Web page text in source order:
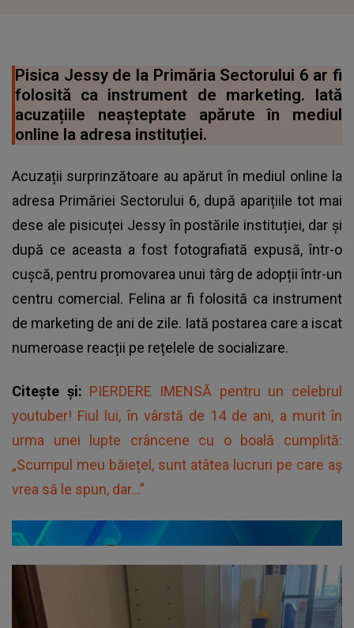
Pisica Jessy de la Primăria Sectorului 6 ar fi
folosită ca instrument de marketing. Iată
acuzațiile neașteptate apărute în mediul
online la adresa instituției.
Acuzații surprinzătoare au apărut în mediul online la
adresa Primăriei Sectorului 6, după aparițiile tot mai
dese ale pisicuței Jessy în postările instituției, dar și
după ce aceasta a fost fotografiată expusă, într-o
cușcă, pentru promovarea unui târg de adopții într-un
centru comercial. Felina ar fi folosită ca instrument
de marketing de ani de zile. Iată postarea care a iscat
numeroase reacții pe rețelele de socializare.
Citește și: PIERDERE IMENSĂ pentru un celebrul
youtuber! Fiul lui, în vârstă de 14 de ani, a murit în
urma unei lupte crâncene cu o boală cumplită:
„Scumpul meu băiețel, sunt atâtea lucruri pe care aș
vrea să le spun, dar...”